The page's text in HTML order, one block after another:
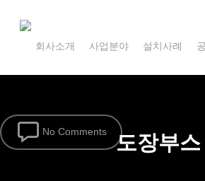
회사소개 사업분야 설치사례
도장부스
No Comments